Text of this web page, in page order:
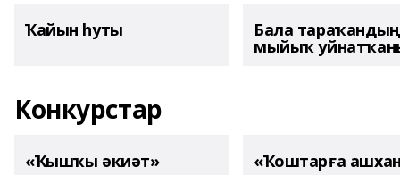
Ҡайын һуты Бала тараҡандың
мыйыҡ
Конкурстар
«Ҡышҡы әкиәт» «Ҡоштарға